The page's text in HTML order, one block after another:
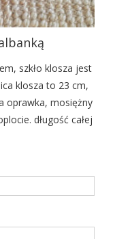
szkło klosza jest
klosza to 23 cm,
oprawka, mosiężny
długość całej